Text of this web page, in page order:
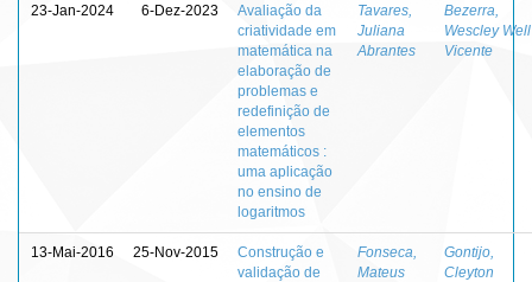
23-Jan-2024 6-Dez-2023
Avaliação da
criatividade em
matemática na
elaboração de
problemas e
redefinição de
elementos
matemáticos :
uma aplicação
no ensino de
logaritmos
Tavares,
Juliana
Abrantes
Bezerra,
Wescley Well
Vicente
13-Mai-2016 25-Nov-2015
Construção e
validação de
Fonseca,
Mateus
Gontijo,
Cleyton